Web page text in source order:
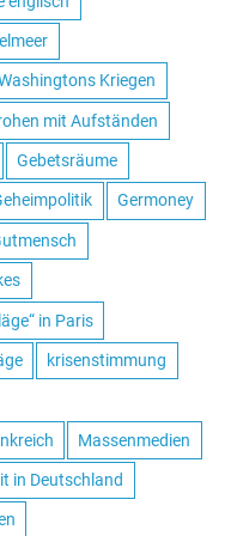
Kriegen
mit Aufständen
Gebetsräume
Germoney
in Paris
krisenstimmung
Massenmedien
in Deutschland